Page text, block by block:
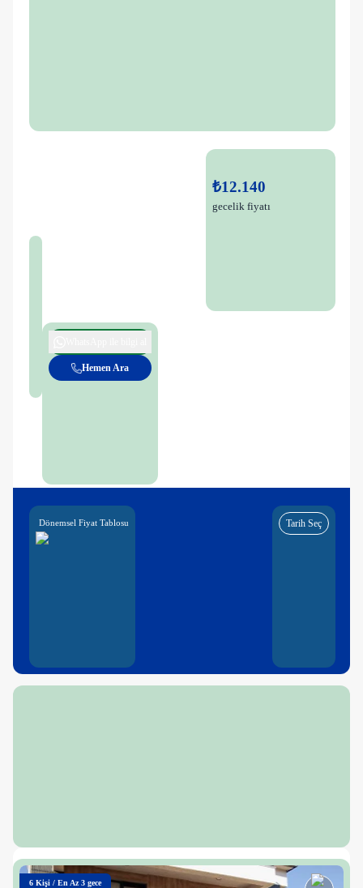
₺12.140
gecelik fiyatı
Hemen Ara
Dönemsel Fiyat Tablosu Tarih Seç
6 Kişi / En Az 3 gece